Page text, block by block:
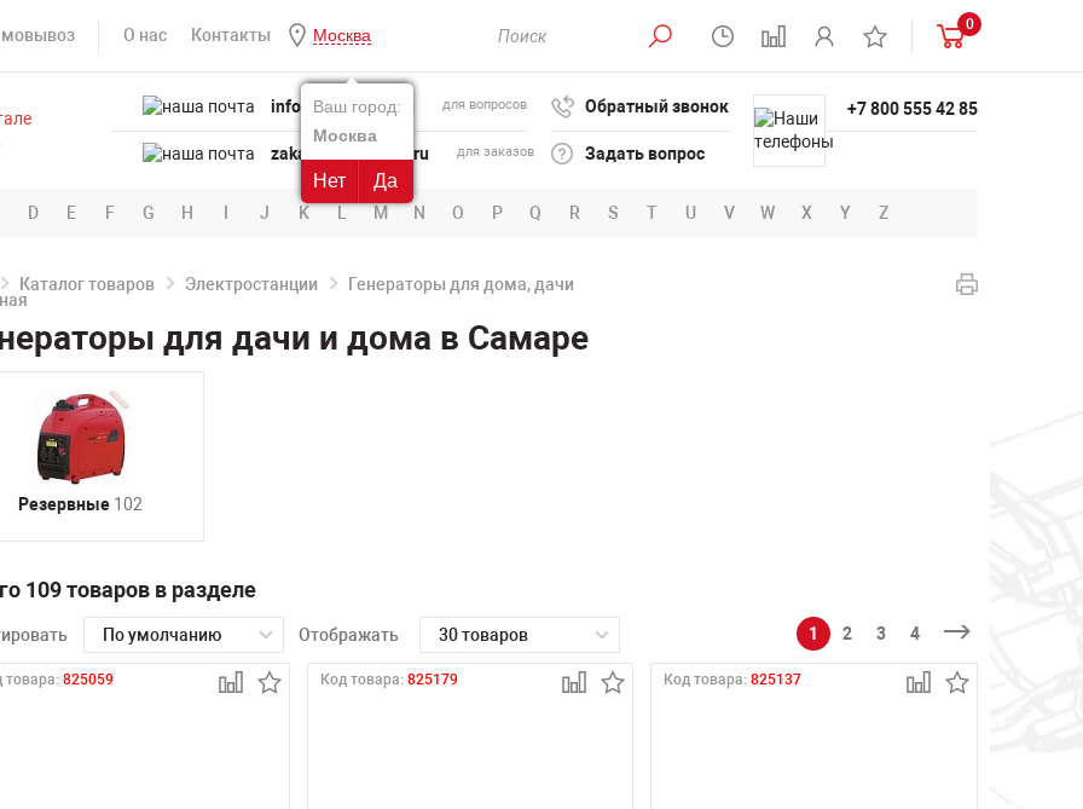
О нас Контакты Москва
Ваш город:
Москва
Нет Да
0
info@powertool.ru для вопросов
zakaz@powertool.ru для заказов
Обратный звонок
Задать вопрос
+7 800 555 42 85
D E F G H I J K L M N O P Q R S T U V W X Y Z
Каталог товаров Электростанции Генераторы для дома, дачи
для дачи и дома в Самаре
Резервные 102
109 товаров в разделе
По умолчанию Отображать 30 товаров 1 2 3 4
товара: 825059 Код товара: 825179 Код товара:825137